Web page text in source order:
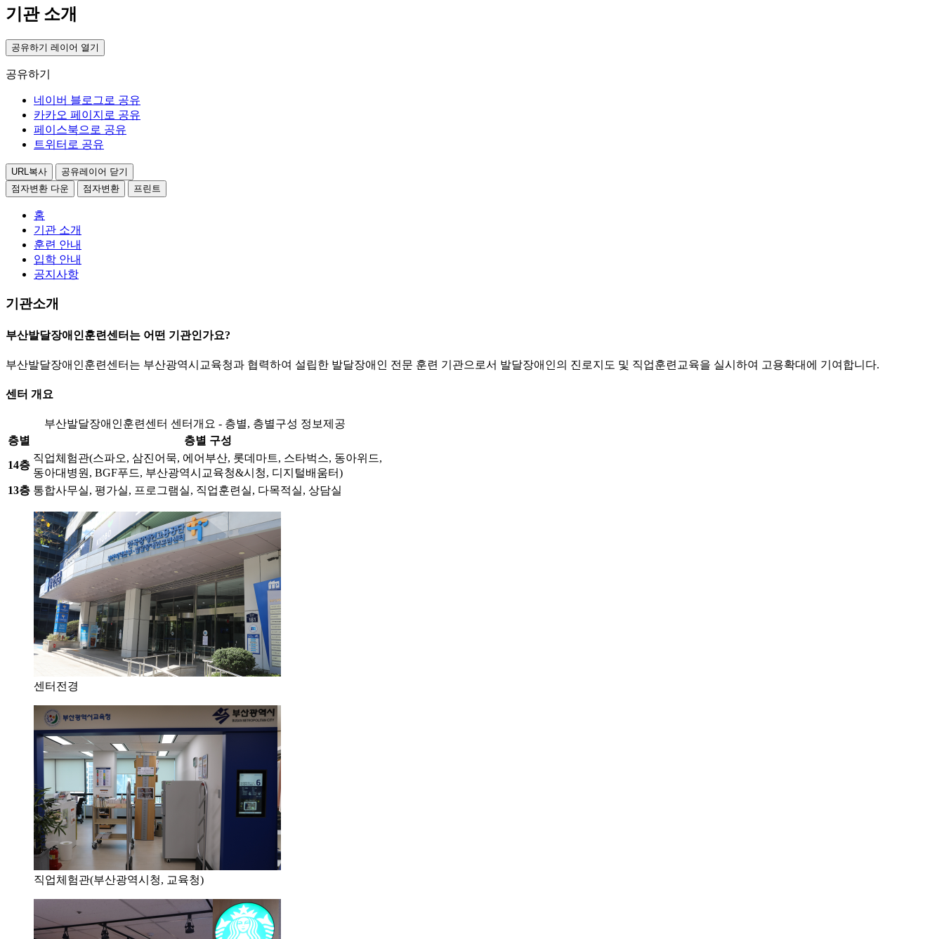
기관 소개
공유하기 레이어 열기
공유하기
네이버 블로그로 공유
카카오 페이지로 공유
페이스북으로 공유
트위터로 공유
URL복사
공유레이어 닫기
점자변환 다운
점자변환 프린트
홈
기관 소개
훈련 안내
입학 안내
공지사항
기관소개
부산발달장애인훈련센터는 어떤 기관인가요?
부산발달장애인훈련센터는 부산광역시교육청과 협력하여 설립한 발달장애인 전문 훈련 기관으로서 발달장애인의 진로지도 및 직업훈련교육을 실시하여 고용확대에 기여합니다.
센터 개요
부산발달장애인훈련센터 센터개요 - 층별, 층별구성 정보제공
층별
층별 구성
14층
직업체험관(스파오, 삼진어묵, 에어부산, 롯데마트, 스타벅스, 동아위드,
동아대병원, BGF푸드, 부산광역시교육청&시청, 디지털배움터)
13층 통합사무실, 평가실, 프로그램실, 직업훈련실, 다목적실, 상담실
센터전경
직업체험관(부산광역시청, 교육청)